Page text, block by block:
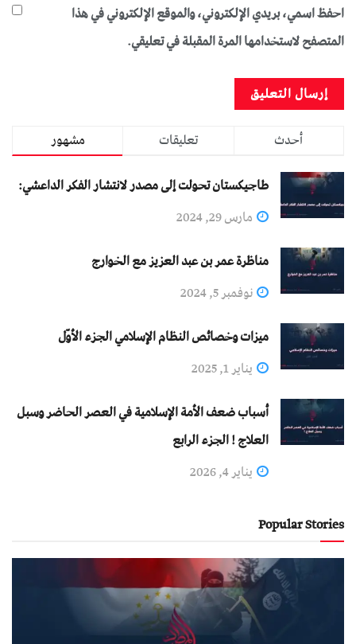
احفظ اسمي، بريدي الإلكتروني، والموقع الإلكتروني في هذا
المتصفح لاستخدامها المرة المقبلة في تعليقي.
مشهور تعليقات
أحدث
طاجيكستان تحولت إلى مصدر لانتشار الفكر الداعشي:
مارس 29, 2024
مناظرة عمر بن عبد العزيز مع الخوارج
نوفمبر 5, 2024
ميزات وخصائص النظام الإسلامي الجزء الأوّل
يناير 1, 2025
أسباب ضعف الأمة الإسلامية في العصر الحاضر وسبل
العلاج ! الجزء الرابع
يناير 4, 2026
Popular Stories